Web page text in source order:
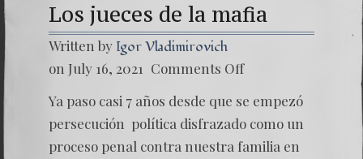
Los jueces de la mafia
Written by Igor Vladimirovich
on July 16, 2021 Comments Off
Ya paso casi 7 años desde que se empezó
persecución política disfrazado como un
proceso penal contra nuestra familia en